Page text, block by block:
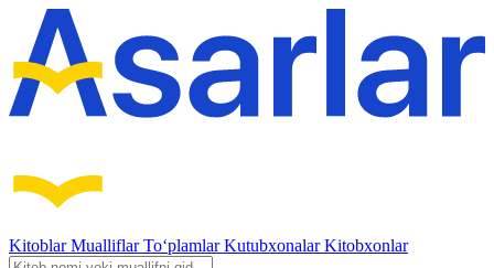
KitoblarMualliflarTo‘plamlarKutubxonalarKitobxonlar